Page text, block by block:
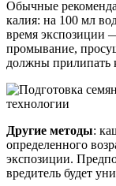
Обычные
калия: на 100 мл
время экспозиции
промывание,
должны прилипать
Другие методы:
определенного
экспозиции.
вредитель будет